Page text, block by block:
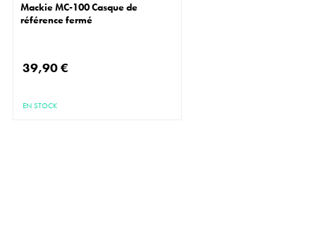
Mackie MC-100 Casque de
référence fermé
39,90 €
EN STOCK